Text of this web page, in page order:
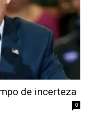
de incerteza
0